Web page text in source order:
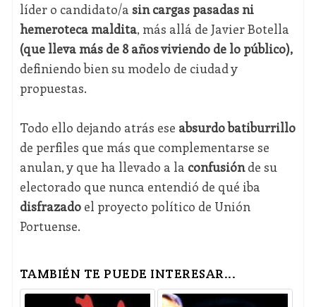
líder o candidato/a sin cargas pasadas ni
hemeroteca maldita, más allá de Javier Botella
(que lleva más de 8 años viviendo de lo público),
definiendo bien su modelo de ciudad y
propuestas.
Todo ello dejando atrás ese absurdo batiburrillo
de perfiles que más que complementarse se
anulan, y que ha llevado a la confusiónde su
electorado que nunca entendió de qué iba
disfrazadoel proyecto político de Unión
Portuense.
TAMBIÉN TE PUEDE INTERESAR...